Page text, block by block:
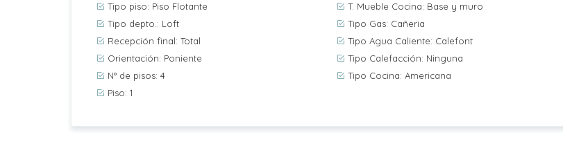
Tipo piso: Piso Flotante
Tipo depto.: Loft
Recepción final: Total
Orientación: Poniente
N° de pisos: 4
Piso: 1
T. Mueble Cocina: Base y muro
Tipo Gas: Cañeria
Tipo Agua Caliente: Calefont
Tipo Calefacción: Ninguna
Tipo Cocina: Americana